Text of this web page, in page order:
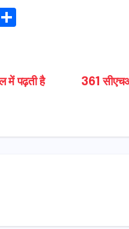
T
e
361
में पढ़ती है